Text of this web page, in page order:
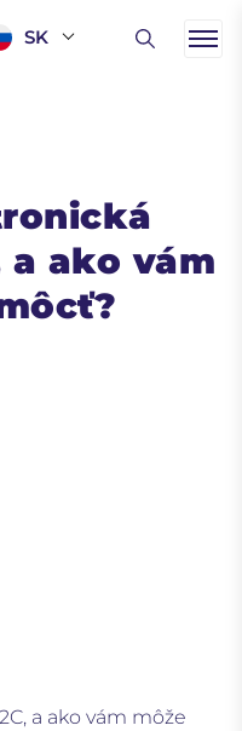
SK
a ako vám
a ako vám môže